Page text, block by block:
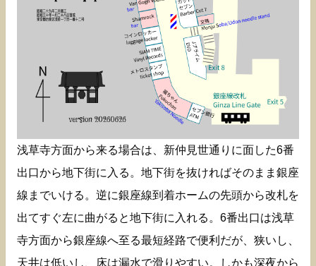
浅草寺方面から来る場合は、新仲見世通りに面した6番
出口から地下街に入る。地下街を抜ければそのまま銀座
線までいける。逆に銀座線到着ホームの先頭から改札を
出てすぐ左に曲がると地下街に入れる。6番出口は浅草
寺方面から銀座線へ至る最短経路で便利だが、狭いし、
天井は低いし、床は漏水で滑りやすい。しかも深夜から